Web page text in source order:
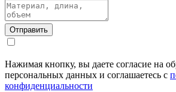
Нажимая кнопку, вы даете согласие на
персональных данных и соглашаетесь с
конфиденциальности